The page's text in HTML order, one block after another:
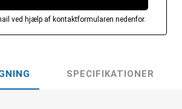
ved hjælp af kontaktformularen nedenfor.
SPECIFIKATIONER